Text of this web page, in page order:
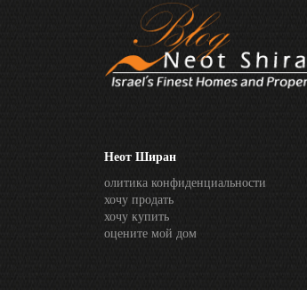
Неот Ширан
олитика конфиденциальности
хочу продать
хочу купить
оцените мой дом